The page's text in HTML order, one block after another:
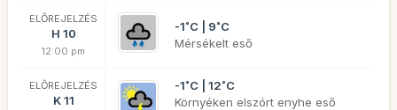
ELŐREJELZÉS
H 10
12:00 pm
-1˚C | 9˚C
Mérsékelt eső
ELŐREJELZÉS
K 11
-1˚C | 12˚C
Környéken elszórt enyhe eső